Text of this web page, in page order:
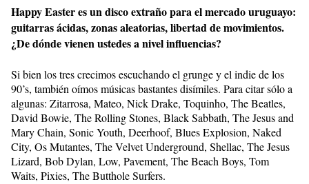
Happy Easter es un disco extraño para el mercado uruguayo:
guitarras ácidas, zonas aleatorias, libertad de movimientos.
¿De dónde vienen ustedes a nivel influencias?
Si bien los tres crecimos escuchando el grunge y el indie de los
90’s, también oímos músicas bastantes disímiles. Para citar sólo a
algunas: Zitarrosa, Mateo, Nick Drake, Toquinho, The Beatles,
David Bowie, The Rolling Stones, Black Sabbath, The Jesus and
Mary Chain, Sonic Youth, Deerhoof, Blues Explosion, Naked
City, Os Mutantes, The Velvet Underground, Shellac, The Jesus
Lizard, Bob Dylan, Low, Pavement, The Beach Boys, Tom
Waits, Pixies, The Butthole Surfers.